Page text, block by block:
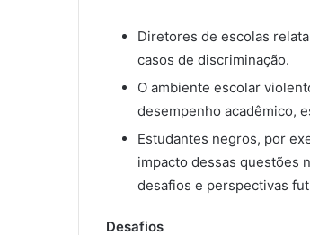
Diretores de escolas
casos de discriminação.
O ambiente escolar
desempenho acadêmico,
Estudantes negros, por
impacto dessas questões
desafios e perspectivas
Desafios